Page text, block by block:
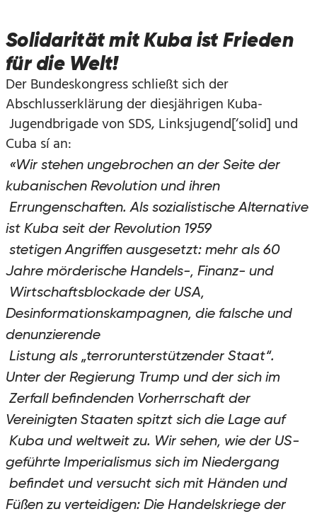
Solidarität mit Kuba ist Frieden
für die Welt!
Der Bundeskongress schließt sich der
Abschlusserklärung der diesjährigen Kuba-
Jugendbrigade von SDS, Linksjugend[‘solid] und
Cuba sí an:
«Wir stehen ungebrochen an der Seite der
kubanischen Revolution und ihren
Errungenschaften. Als sozialistische Alternative
ist Kuba seit der Revolution 1959
stetigen Angriffen ausgesetzt: mehr als 60
Jahre mörderische Handels-, Finanz- und
Wirtschaftsblockade der USA,
Desinformationskampagnen, die falsche und
denunzierende
Listung als „terrorunterstützender Staat“.
Unter der Regierung Trump und der sich im
Zerfall befindenden Vorherrschaft der
Vereinigten Staaten spitzt sich die Lage auf
Kuba und weltweit zu. Wir sehen, wie der US-
geführte Imperialismus sich im Niedergang
befindet und versucht sich mit Händen und
Füßen zu verteidigen: Die Handelskriege der